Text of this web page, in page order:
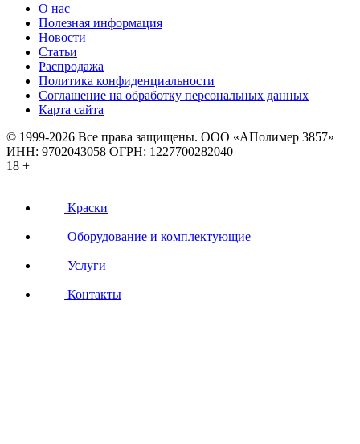
О нас
Полезная информация
Новости
Статьи
Распродажа
Политика конфиденциальности
Соглашение на обработку персональных данных
Карта сайта
© 1999-2026 Все права защищены. ООО «АПолимер 3857»
ИНН: 9702043058 ОГРН: 1227700282040
18 +
Краски
Оборудование и комплектующие
Услуги
Контакты